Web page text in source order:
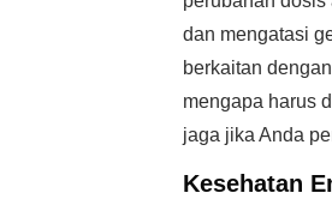
dan mengatasi
berkaitan
mengapa harus
jaga jika Anda
Kesehatan